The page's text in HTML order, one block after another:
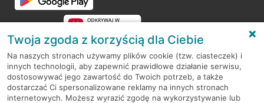
RODO
Regulamin serwisu
Twoja zgoda z korzyścią dla Ciebie
Na naszych stronach używamy plików cookie (tzw. ciasteczek) i
innych technologii, aby zapewnić prawidłowe działanie serwisu,
dostosowywać jego zawartość do Twoich potrzeb, a także
dostarczać Ci spersonalizowane reklamy na innych stronach
internetowych. Możesz wyrazić zgodę na wykorzystywanie lub